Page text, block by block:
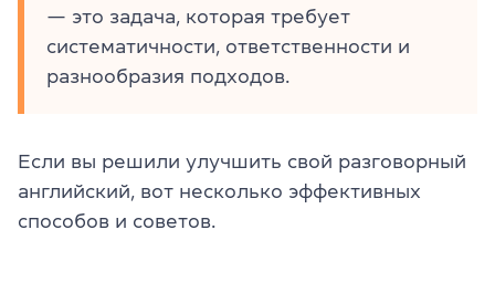
— это задача, которая требует
систематичности, ответственности и
разнообразия подходов.
Если вы решили улучшить свой разговорный
английский, вот несколько эффективных
способов и советов.